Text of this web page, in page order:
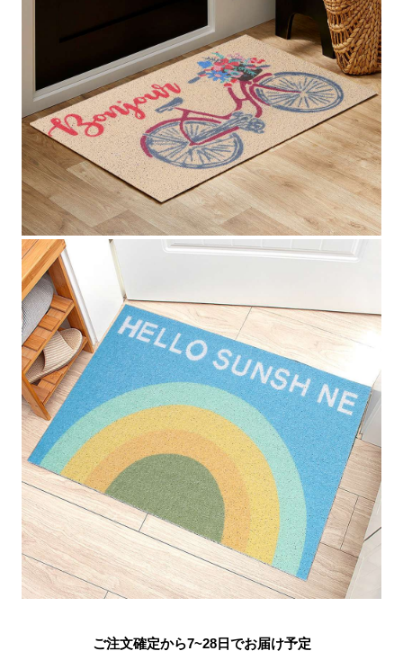
ご注文確定から7~28日でお届け予定